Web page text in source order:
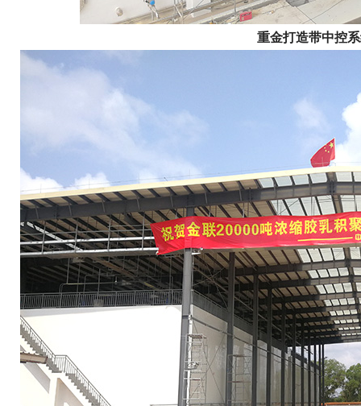
重金打造带中控